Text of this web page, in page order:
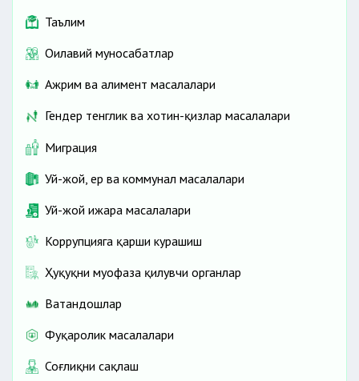
Таълим
Оилавий муносабатлар
Ажрим ва алимент масалалари
Гендер тенглик ва хотин-қизлар масалалари
Миграция
Уй-жой, ер ва коммунал масалалари
Уй-жой ижара масалалари
Коррупцияга қарши курашиш
Ҳуқуқни муҳофаза қилувчи органлар
Ватандошлар
Фуқаролик масалалари
Соғлиқни сақлаш